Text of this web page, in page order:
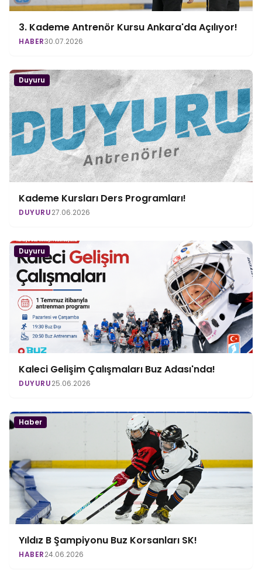
3. Kademe Antrenör Kursu Ankara'da Açılıyor!
HABER30.07.2026
Duyuru
Kademe Kursları Ders Programları!
DUYURU27.06.2026
Duyuru
Kaleci Gelişim Çalışmaları Buz Adası'nda!
DUYURU25.06.2026
Haber
Yıldız B Şampiyonu Buz Korsanları SK!
HABER24.06.2026